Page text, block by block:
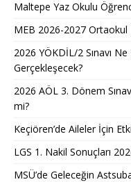
Maltepe Yaz Okulu
MEB 2026-2027 Ortaokul
2026 YÖKDİL/2 Sınavı
Gerçekleşecek?
2026 AÖL 3. Dönem
mi?
Keçiören’de Aileler İçin
LGS 1. Nakil Sonuçları
MSÜ’de Geleceğin